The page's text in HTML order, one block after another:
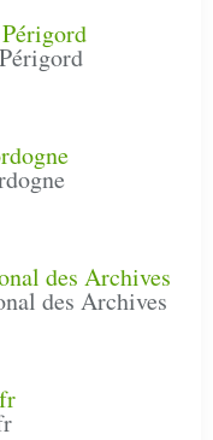
des Archives